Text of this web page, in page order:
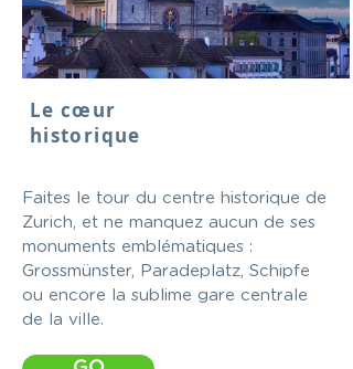
Le cœur
historique
Faites le tour du centre historique de
Zurich, et ne manquez aucun de ses
monuments emblématiques :
Grossmünster, Paradeplatz, Schipfe
ou encore la sublime gare centrale
de la ville.